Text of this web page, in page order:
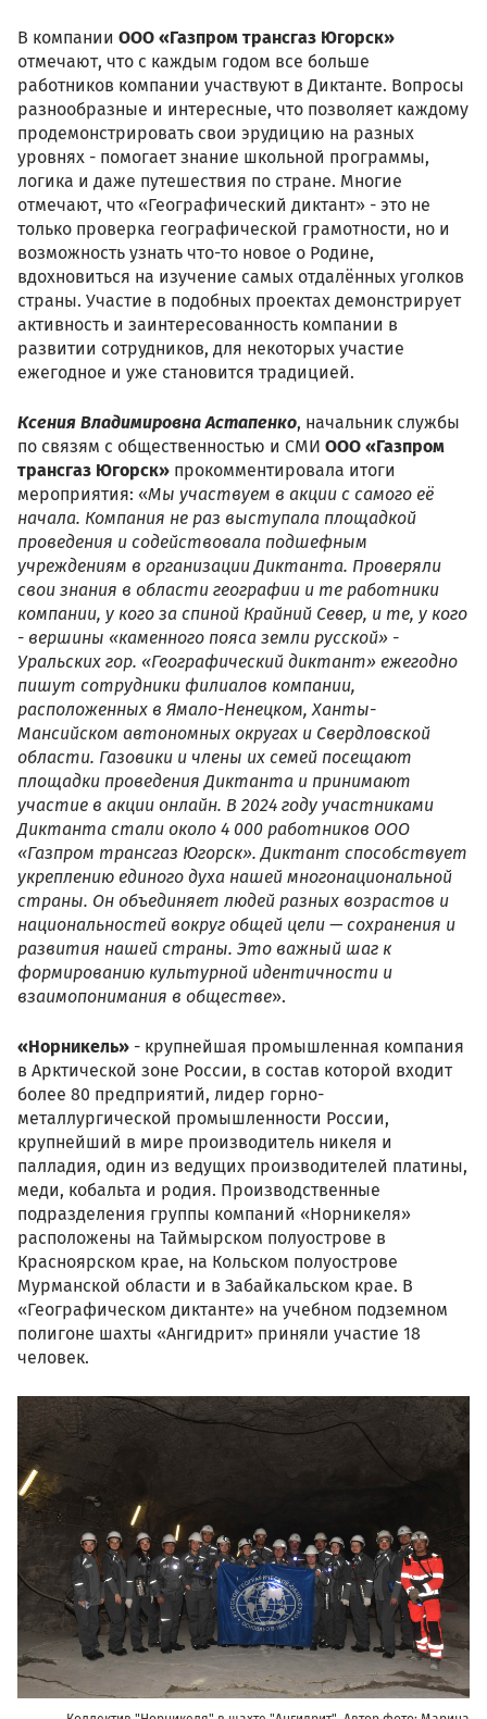
В компании ООО «Газпром трансгаз Югорск»
отмечают, что с каждым годом все больше
работников компании участвуют в Диктанте. Вопросы
разнообразные и интересные, что позволяет каждому
продемонстрировать свои эрудицию на разных
уровнях - помогает знание школьной программы,
логика и даже путешествия по стране. Многие
отмечают, что «Географический диктант» - это не
только проверка географической грамотности, но и
возможность узнать что-то новое о Родине,
вдохновиться на изучение самых отдалённых уголков
страны. Участие в подобных проектах демонстрирует
активность и заинтересованность компании в
развитии сотрудников, для некоторых участие
ежегодное и уже становится традицией.
Ксения Владимировна Астапенко, начальник службы
по связям с общественностью и СМИ ООО «Газпром
трансгаз Югорск» прокомментировала итоги
мероприятия: «Мы участвуем в акции с самого её
начала. Компания не раз выступала площадкой
проведения и содействовала подшефным
учреждениям в организации Диктанта. Проверяли
свои знания в области географии и те работники
компании, у кого за спиной Крайний Север, и те, у кого
- вершины «каменного пояса земли русской» -
Уральских гор. «Географический диктант» ежегодно
пишут сотрудники филиалов компании,
расположенных в Ямало-Ненецком, Ханты-
Мансийском автономных округах и Свердловской
области. Газовики и члены их семей посещают
площадки проведения Диктанта и принимают
участие в акции онлайн. В 2024 году участниками
Диктанта стали около 4 000 работников ООО
«Газпром трансгаз Югорск». Диктант способствует
укреплению единого духа нашей многонациональной
страны. Он объединяет людей разных возрастов и
национальностей вокруг общей цели — сохранения и
развития нашей страны. Это важный шаг к
формированию культурной идентичности и
взаимопонимания в обществе».
«Норникель» - крупнейшая промышленная компания
в Арктической зоне России, в состав которой входит
более 80 предприятий, лидер горно-
металлургической промышленности России,
крупнейший в мире производитель никеля и
палладия, один из ведущих производителей платины,
меди, кобальта и родия. Производственные
подразделения группы компаний «Норникеля»
расположены на Таймырском полуострове в
Красноярском крае, на Кольском полуострове
Мурманской области и в Забайкальском крае. В
«Географическом диктанте» на учебном подземном
полигоне шахты «Ангидрит» приняли участие 18
человек.